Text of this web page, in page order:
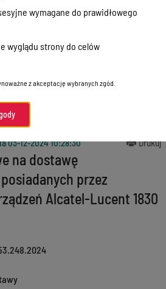
03-12-2024 10:28:30 Drukuj
na dostawę
przez
Alcatel-Lucent 1830
wymagane do prawidłowego
wyglądu strony do celów
z akceptację wybranych zgód.